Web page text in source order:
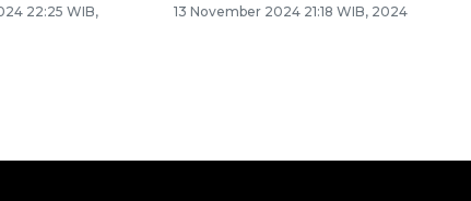
22:25 WIB,
13 November 2024 21:18 WIB, 2024